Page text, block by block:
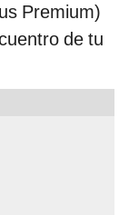
Premium)
de tu